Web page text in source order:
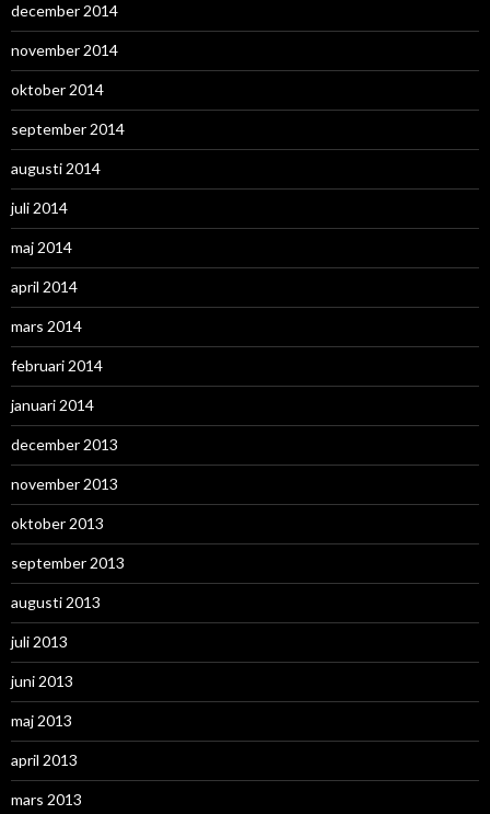
december 2014
november 2014
oktober 2014
september 2014
augusti 2014
juli 2014
maj 2014
april 2014
mars 2014
februari 2014
januari 2014
december 2013
november 2013
oktober 2013
september 2013
augusti 2013
juli 2013
juni 2013
maj 2013
april 2013
mars 2013